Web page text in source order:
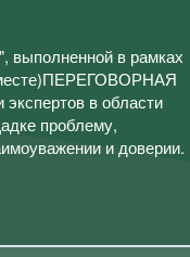
выполненной в рамках
в области
проблему,
и доверии.